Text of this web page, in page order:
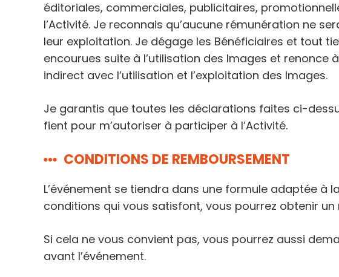
éditoriales, commerciales, publicitaires,
l’Activité. Je reconnais qu’aucune rémunération ne
leur exploitation. Je dégage les Bénéficiaires et tout
encourues suite à l’utilisation des Images et
indirect avec l’utilisation et l’exploitation des Images.
Je garantis que toutes les déclarations faites ci-
fient pour m’autoriser à participer à l’Activité.
CONDITIONS DE REMBOURSEMENT
L’événement se tiendra dans une formule adaptée à
conditions qui vous satisfont, vous pourrez obtenir
Si cela ne vous convient pas, vous pourrez aussi
avant l’événement.